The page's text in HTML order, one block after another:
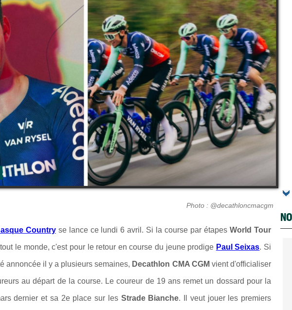
Photo : @decathloncmacgm
Country se lance ce lundi 6 avril. Si la course par étapesWorld Tour
le monde, c'est pour le retour en course du jeune prodige Paul Seixas. Si
annoncée il y a plusieurs semaines, Decathlon CMA CGM vient d'officialiser
au départ de la course. Le coureur de 19 ans remet un dossard pour la
dernier et sa 2e place sur lesStrade Bianche. Il veut jouer les premiers